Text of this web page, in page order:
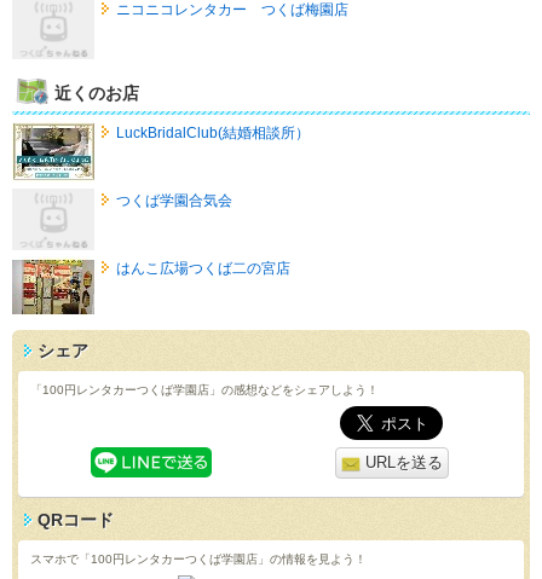
ニコニコレンタカー つくば梅園店
近くのお店
LuckBridalClub(結婚相談所）
つくば学園合気会
はんこ広場つくば二の宮店
シェア
「100円レンタカーつくば学園店」の感想などをシェアしよう！
URLを送る
QRコード
スマホで「100円レンタカーつくば学園店」の情報を見よう！